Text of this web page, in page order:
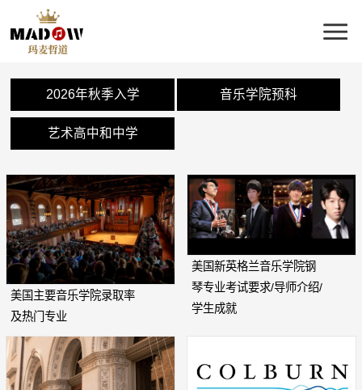
2026年秋季入学 音乐学院预科
艺术高中和中学
美国主要音乐学院录取率
及热门专业
美国新英格兰音乐学院钢
琴专业考试要求/导师介绍/
学生成就